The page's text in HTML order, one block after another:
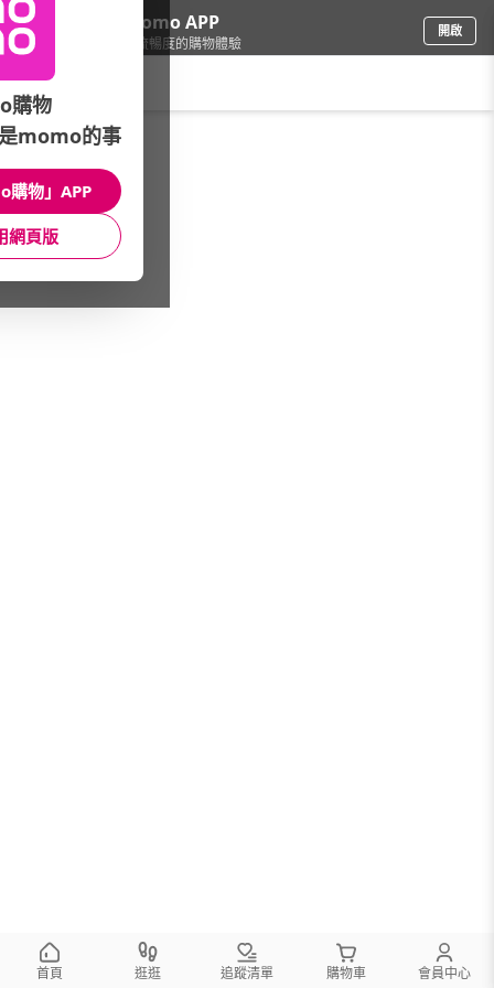
下載momo APP
給你3倍流暢度的購物體驗
開啟
食品飲料/咖啡/國內品牌
館長推薦 月銷量
首頁 逛逛 追蹤清單 購物車 會員中心
購物
momo的事
購物」APP
網頁版